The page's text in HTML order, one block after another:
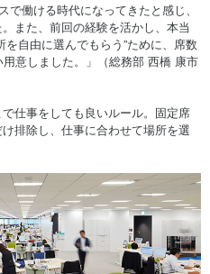
で働ける時代になってきたと感じ、
また、前回の経験を活かし、本当
自由に選んでもらう”ために、席数
意しました。」（総務部 西橋 康市
仕事をしても良いルール。固定席
排除し、仕事に合わせて場所を選